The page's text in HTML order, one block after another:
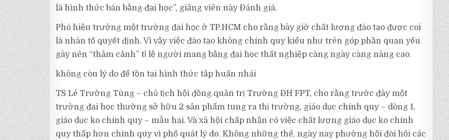
là hình thức bán bằng đại học”, giảng viên này Đánh giá.
Phó hiệu trưởng một trường đại học ở TP.HCM cho rằng bây giờ chất lượng đào tạo được coi
là nhân tố quyết định. Vì vậy việc đào tạo không chính quy kiểu như trên góp phần quan yếu
gây nên “thảm cảnh” tỉ lệ người mang bằng đại học thất nghiệp càng ngày càng nâng cao.
không còn lý do để tồn tại hình thức tập huấn nhái
TS Lê Trường Tùng – chủ tịch hội đồng quản trị Trường ĐH FPT, cho rằng trước đây một
trường đại học thường sở hữu 2 sản phẩm tung ra thị trường, giáo dục chính quy – dòng 1,
giáo dục ko chính quy – mẫu hai. Và xã hội chấp nhận có việc chất lượng giáo dục ko chính
quy thấp hơn chính quy vì phổ quát lý do. Không những thế, ngày nay phường hội đòi hỏi các